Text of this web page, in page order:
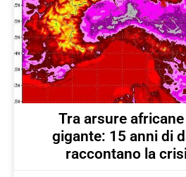
Tra arsure
gigante: 15 anni di
raccontano la